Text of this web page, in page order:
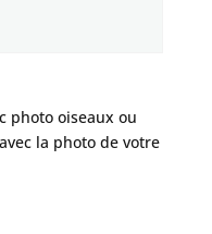
photo oiseaux ou
la photo de votre